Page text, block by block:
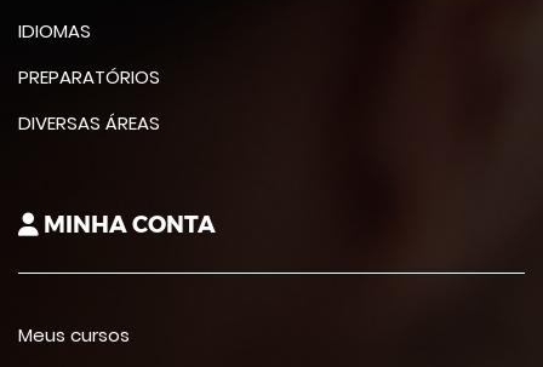
IDIOMAS
PREPARATÓRIOS
DIVERSAS ÁREAS
MINHA CONTA
Meus cursos